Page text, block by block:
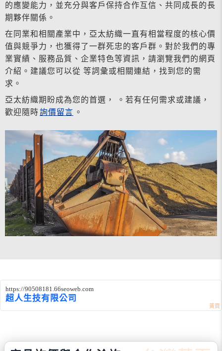
的應變能力，並充分與客戶保持合作互信、共同成長的長
期夥伴關係。
在同業和相關產業中，亞太紡織一直有相當程度的核心價
值與競爭力，也獲得了一群死忠的客戶群。對於我們的專
業實績、服務品質、企業特色等資訊，請瀏覽我們的網頁
介紹。建議您可以從 等詞彙或相關連結，找到您的需
求。
亞太紡織期盼成為您的首選， 。若有任何需求或建議，
歡迎隨時詢價留言 。
https://90508181.66seoweb.com
超人生技有限公司